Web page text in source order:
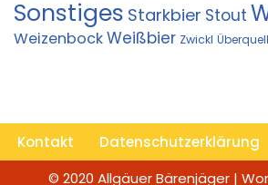
Sonstiges Starkbier Stout
WeizenbockWeißbier Zwickl Überquell
Kontakt Datenschutzerklärung
© 2020 Allgäuer Bärenjäger |